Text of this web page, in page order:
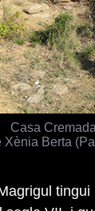
Casa Cremada
Xènia Berta